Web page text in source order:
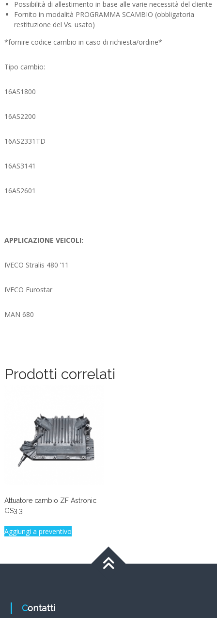
Possibilità di allestimento in base alle varie necessità del cliente
Fornito in modalità PROGRAMMA SCAMBIO (obbligatoria
restituzione del Vs. usato)
*fornire codice cambio in caso di richiesta/ordine*
Tipo cambio:
16AS1800
16AS2200
16AS2331TD
16AS3141
16AS2601
APPLICAZIONE VEICOLI:
IVECO Stralis 480 ’11
IVECO Eurostar
MAN 680
Prodotti correlati
Attuatore cambio ZF Astronic
GS3.3
Aggiungi a preventivo
Contatti